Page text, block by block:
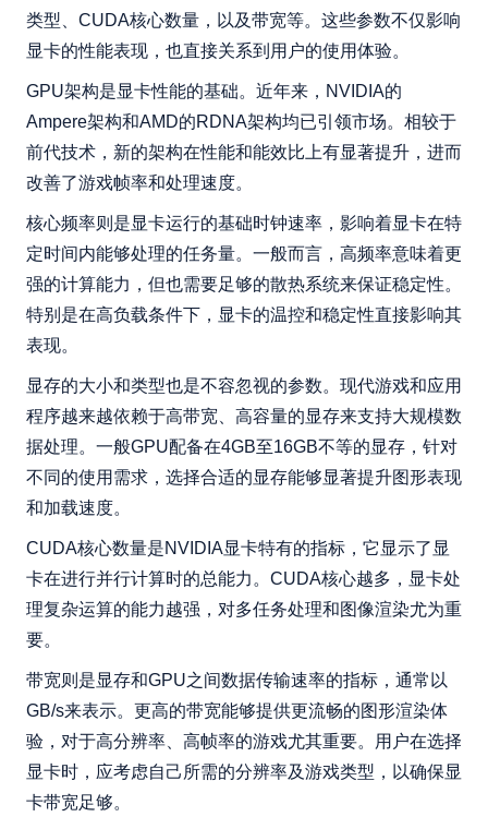
类型、CUDA核心数量，以及带宽等。这些参数不仅影响
显卡的性能表现，也直接关系到用户的使用体验。
GPU架构是显卡性能的基础。近年来，NVIDIA的
Ampere架构和AMD的RDNA架构均已引领市场。相较于
前代技术，新的架构在性能和能效比上有显著提升，进而
改善了游戏帧率和处理速度。
核心频率则是显卡运行的基础时钟速率，影响着显卡在特
定时间内能够处理的任务量。一般而言，高频率意味着更
强的计算能力，但也需要足够的散热系统来保证稳定性。
特别是在高负载条件下，显卡的温控和稳定性直接影响其
表现。
显存的大小和类型也是不容忽视的参数。现代游戏和应用
程序越来越依赖于高带宽、高容量的显存来支持大规模数
据处理。一般GPU配备在4GB至16GB不等的显存，针对
不同的使用需求，选择合适的显存能够显著提升图形表现
和加载速度。
CUDA核心数量是NVIDIA显卡特有的指标，它显示了显
卡在进行并行计算时的总能力。CUDA核心越多，显卡处
理复杂运算的能力越强，对多任务处理和图像渲染尤为重
要。
带宽则是显存和GPU之间数据传输速率的指标，通常以
GB/s来表示。更高的带宽能够提供更流畅的图形渲染体
验，对于高分辨率、高帧率的游戏尤其重要。用户在选择
显卡时，应考虑自己所需的分辨率及游戏类型，以确保显
卡带宽足够。